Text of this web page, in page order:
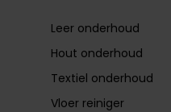
Leer onderhoud
Hout onderhoud
Textiel onderhoud
Vloer reiniger